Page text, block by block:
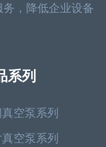
，降低企业设备
系列
空泵系列
空泵系列